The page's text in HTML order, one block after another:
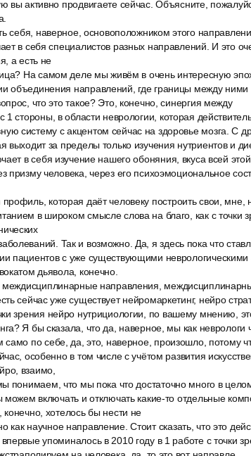
вы активно продвигаете сейчас. Объясните,
себя, наверное, основоположником этого
в себя специалистов разных направлений. И это
а есть не
На самом деле мы живём в очень интересную
объединения направлений, где границы между ними
что это такое? Это, конечно, синергия между
1 стороны, в области неврологии, которая
систему с акцентом сейчас на здоровье мозга. С
выходит за пределы только изучения нутриентов и
в себя изучение нашего обоняния, вкуса всей
призму человека, через его психоэмоциональное
которая даёт человеку построить свои, мне,
в широком смысле слова на благо, как с точки
Так и возможно. Да, я здесь пока что
пациентов с уже существующими
дьявола, конечно.
междисциплинарные направления,
сейчас уже существует нейромаркетинг, нейро
зрения нейро нутрициологии, по вашему мнению,
Я бы сказала, что да, наверное, мы как
само по себе, да, это, наверное, произошло, потому
особенно в том числе с учётом развития
взаимо,
понимаем, что мы пока что достаточно много в
можем включать и отключать какие-то отдельные
хотелось бы нести не
как научное направление. Стоит сказать, что это
упоминалось в 2010 году в 1 работе с точки